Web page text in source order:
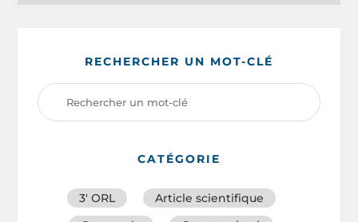
RECHERCHER UN MOT-CLÉ
CATÉGORIE
3′ ORL
Article scientifique